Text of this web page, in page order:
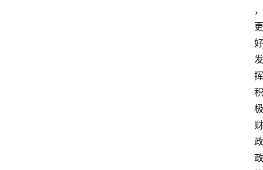
，
更
好
发
挥
积
极
财
政
政